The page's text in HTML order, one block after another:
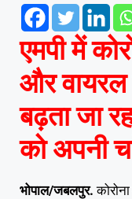
एमपी में
और वायरल
बढ़ता जा
को अपनी
भोपाल/जबलपुर.